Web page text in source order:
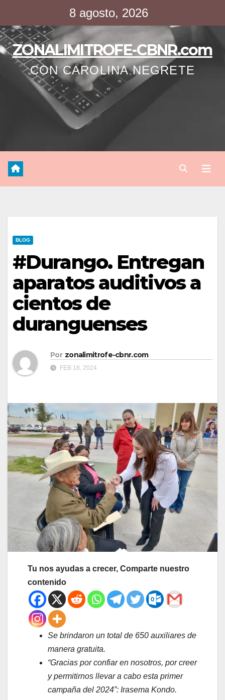
contenido
8 agosto, 2026
ZONALIMITROFE-CBNR.com
CON CAROLINA NEGRETE
BLOG
#Durango. Entregan
aparatos auditivos a
cientos de
duranguenses
Por zonalimitrofe-cbnr.com
FEB 18, 2024
Tu nos ayudas a crecer, Comparte nuestro
contenido
Se brindaron un total de 650 auxiliares de
manera gratuita.
“Gracias por confiar en nosotros, por creer
y permitirnos llevar a cabo esta primer
campaña del 2024”: Irasema Kondo.